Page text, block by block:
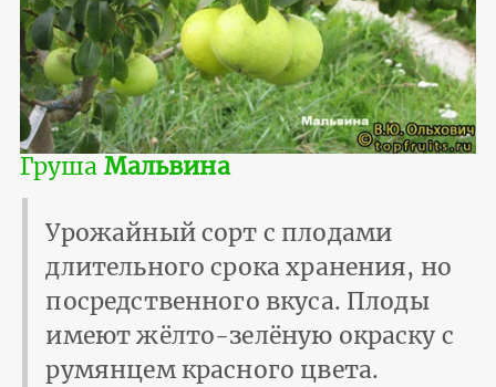
Груша Мальвина
Урожайный сорт с плодами
длительного срока хранения, но
посредственного вкуса. Плоды
имеют жёлто-зелёную окраску с
румянцем красного цвета.